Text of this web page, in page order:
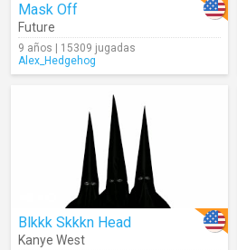
Mask Off
Future
9 años | 15309 jugadas
Alex_Hedgehog
Blkkk Skkkn Head
Kanye West